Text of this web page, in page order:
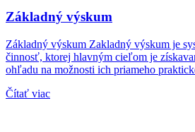
Základný výskum
Základný výskum Zakladný výskum je
činnosť, ktorej hlavným cieľom je
ohľadu na možnosti ich priameho
Čítať viac